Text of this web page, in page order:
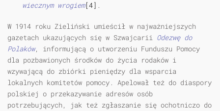
wiecznym wrogiem[4] .
W 1914 roku Zieliński umieścił w najważniejszych
gazetach ukazujących się w Szwajcarii Odezwę do
Polaków, informującą o utworzeniu Funduszu Pomocy
dla pozbawionych środków do życia rodaków i
wzywającą do zbiórki pieniędzy dla wsparcia
lokalnych komitetów pomocy. Apelował też do diaspory
polskiej o przekazywanie adresów osób
potrzebujących, jak też zgłaszanie się ochotniczo do